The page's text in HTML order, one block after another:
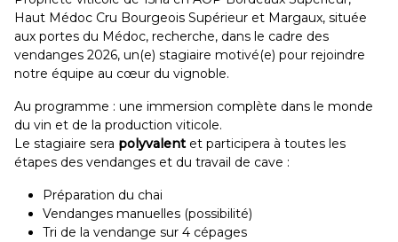
Haut Médoc Cru Bourgeois Supérieur et Margaux, située
aux portes du Médoc, recherche, dans le cadre des
vendanges 2026, un(e) stagiaire motivé(e) pour rejoindre
notre équipe au cœur du vignoble.
Au programme : une immersion complète dans le monde
du vin et de la production viticole.
Le stagiaire sera polyvalentet participera à toutes les
étapes des vendanges et du travail de cave :
Préparation du chai
Vendanges manuelles (possibilité)
Tri de la vendange sur 4 cépages